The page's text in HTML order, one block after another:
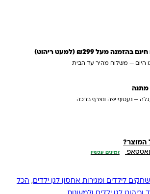
מעל ₪299 (למעט ריהוט)
היום — משלוח מהיר עד הבית
מתנה
— נעטוף יפה ונצרף ברכה
המוצר?
זמינים עכשיו
לילדים ומגירות אחסון לגן ילדים, הכל